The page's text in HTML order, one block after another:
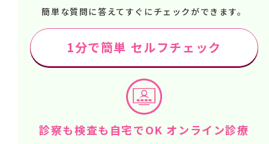
簡単な質問に答えてすぐにチェックができます。
1分で簡単 セルフチェック
診察も検査も自宅でOK オンライン診療